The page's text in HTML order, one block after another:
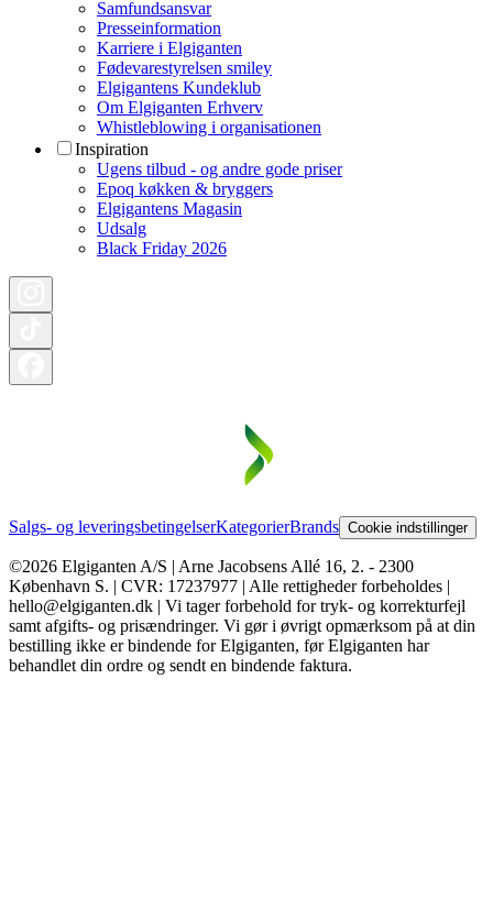
Samfundsansvar
Presseinformation
Karriere i Elgiganten
Fødevarestyrelsen smiley
Elgigantens Kundeklub
Om Elgiganten Erhverv
Whistleblowing i organisationen
Inspiration
Ugens tilbud - og andre gode priser
Epoq køkken & bryggers
Elgigantens Magasin
Udsalg
Black Friday 2026
Salgs- og leveringsbetingelserKategorierBrands Cookie indstillinger
©2026 Elgiganten A/S | Arne Jacobsens Allé 16, 2. - 2300
København S. | CVR: 17237977 | Alle rettigheder forbeholdes |
hello@elgiganten.dk | Vi tager forbehold for tryk- og korrekturfejl
samt afgifts- og prisændringer. Vi gør i øvrigt opmærksom på at din
bestilling ikke er bindende for Elgiganten, før Elgiganten har
behandlet din ordre og sendt en bindende faktura.